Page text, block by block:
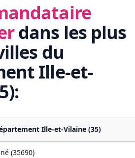
dans les plus
du
Ille-et-
):
Ille-et-Vilaine (35)
(35690)